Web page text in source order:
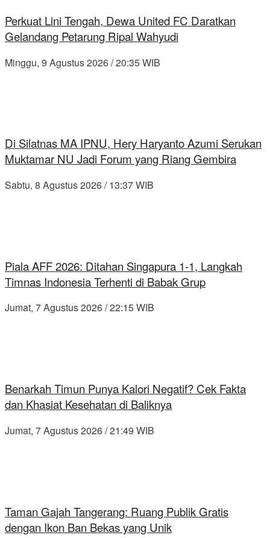
Perkuat Lini Tengah, Dewa United FC Daratkan
Gelandang Petarung Ripal Wahyudi
Minggu, 9 Agustus 2026 / 20:35 WIB
Di Silatnas MA IPNU, Hery Haryanto Azumi Serukan
Muktamar NU Jadi Forum yang Riang Gembira
Sabtu, 8 Agustus 2026 / 13:37 WIB
Piala AFF 2026: Ditahan Singapura 1-1, Langkah
Timnas Indonesia Terhenti di Babak Grup
Jumat, 7 Agustus 2026 / 22:15 WIB
Benarkah Timun Punya Kalori Negatif? Cek Fakta
dan Khasiat Kesehatan di Baliknya
Jumat, 7 Agustus 2026 / 21:49 WIB
Taman Gajah Tangerang: Ruang Publik Gratis
dengan Ikon Ban Bekas yang Unik